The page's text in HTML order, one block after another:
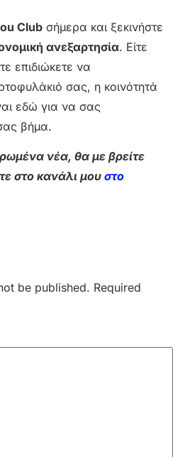
Club σήμερα και ξεκινήστε
ανεξαρτησία. Είτε
επιδιώκετε να
σας, η κοινότητά
εδώ για να σας
βήμα.
νέα, θα με βρείτε
στο κανάλι μουστο
be published. Required